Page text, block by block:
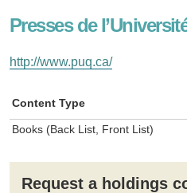
Presses de
http://www.puq.ca/
Content Type
Books (Back List, Front List)
Request a holdings